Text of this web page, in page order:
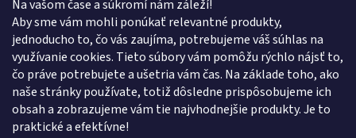
Na vašom čase a súkromí nám záleží!
Aby sme vám mohli ponúkať relevantné produkty,
jednoducho to, čo vás zaujíma, potrebujeme váš súhlas na
využívanie cookies. Tieto súbory vám pomôžu rýchlo nájsť to,
čo práve potrebujete a ušetria vám čas. Na základe toho, ako
naše stránky používate, totiž dôsledne prispôsobujeme ich
obsah a zobrazujeme vám tie najvhodnejšie produkty. Je to
praktické a efektívne!
Kontakt
obchod@ euroshopy.sk
0911 931 019
0911 931 019
Facebook Euroshopy